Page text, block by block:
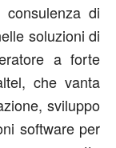
consulenza di
soluzioni di
a forte
che vanta
sviluppo
software per